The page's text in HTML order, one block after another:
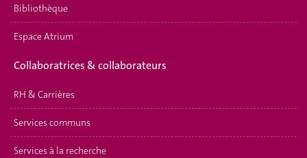
Bibliothèque
Espace Atrium
Collaboratrices & collaborateurs
RH & Carrières
Services communs
Services à la recherche